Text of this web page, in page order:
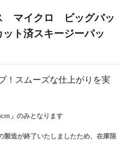
マイクロ ビッグバッ
ト済スキージーパッ
！スムーズな仕上がりを実
」のみとなります
造が終了いたしましたため、在庫限